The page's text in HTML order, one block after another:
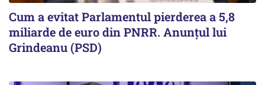
Cum a evitat Parlamentul pierderea a 5,8
miliarde de euro din PNRR. Anunțul lui
Grindeanu (PSD)